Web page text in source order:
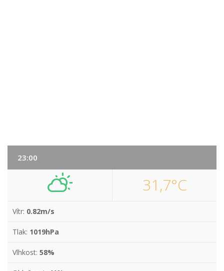
23:00
31,7°C
Vítr: 0.82m/s
Tlak: 1019hPa
Vlhkost: 58%